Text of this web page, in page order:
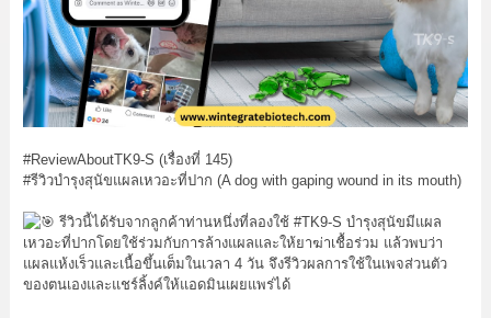
#ReviewAboutTK9-S (เรื่องที่ 145)
#รีวิวบำรุงสุนัขแผลเหวอะที่ปาก (A dog with gaping wound in its mouth)
รีวิวนี้ได้รับจากลูกค้าท่านหนึ่งที่ลองใช้ #TK9-S บำรุงสุนัขมีแผล
เหวอะที่ปากโดยใช้ร่วมกับการล้างแผลและให้ยาฆ่าเชื้อร่วม แล้วพบว่า
แผลแห้งเร็วและเนื้อขึ้นเต็มในเวลา 4 วัน จึงรีวิวผลการใช้ในเพจส่วนตัว
ของตนเองและแชร์ลิ้งค์ให้แอดมินเผยแพร่ได้